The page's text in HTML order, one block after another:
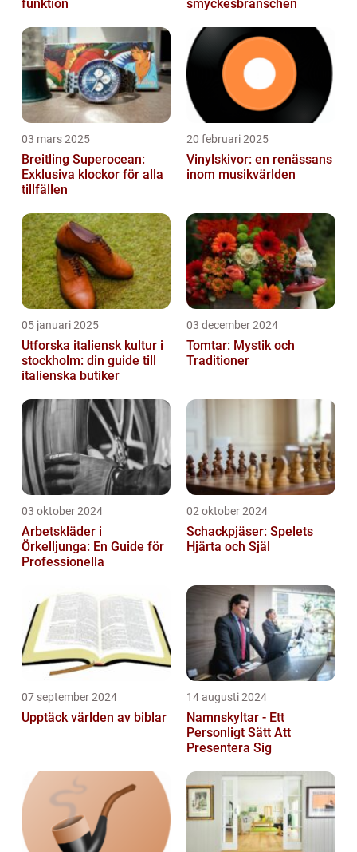
funktion smyckesbranschen
03 mars 2025
Breitling Superocean:
Exklusiva klockor för alla
tillfällen
20 februari 2025
Vinylskivor: en renässans
inom musikvärlden
05 januari 2025
Utforska italiensk kultur i
stockholm: din guide till
italienska butiker
03 december 2024
Tomtar: Mystik och
Traditioner
03 oktober 2024
Arbetskläder i
Örkelljunga: En Guide för
Professionella
02 oktober 2024
Schackpjäser: Spelets
Hjärta och Själ
07 september 2024
Upptäck världen av biblar
14 augusti 2024
Namnskyltar - Ett
Personligt Sätt Att
Presentera Sig